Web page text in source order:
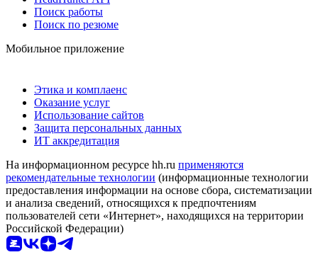
Поиск работы
Поиск по резюме
Мобильное приложение
Этика и комплаенс
Оказание услуг
Использование сайтов
Защита персональных данных
ИТ аккредитация
На информационном ресурсе hh.ru применяются
рекомендательные технологии (информационные технологии
предоставления информации на основе сбора, систематизации
и анализа сведений, относящихся к предпочтениям
пользователей сети «Интернет», находящихся на территории
Российской Федерации)